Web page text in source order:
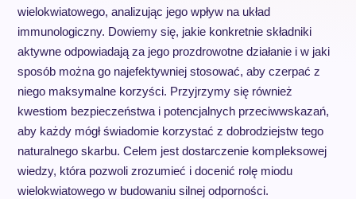
wielokwiatowego, analizując jego wpływ na układ
immunologiczny. Dowiemy się, jakie konkretnie składniki
aktywne odpowiadają za jego prozdrowotne działanie i w jaki
sposób można go najefektywniej stosować, aby czerpać z
niego maksymalne korzyści. Przyjrzymy się również
kwestiom bezpieczeństwa i potencjalnych przeciwwskazań,
aby każdy mógł świadomie korzystać z dobrodziejstw tego
naturalnego skarbu. Celem jest dostarczenie kompleksowej
wiedzy, która pozwoli zrozumieć i docenić rolę miodu
wielokwiatowego w budowaniu silnej odporności.